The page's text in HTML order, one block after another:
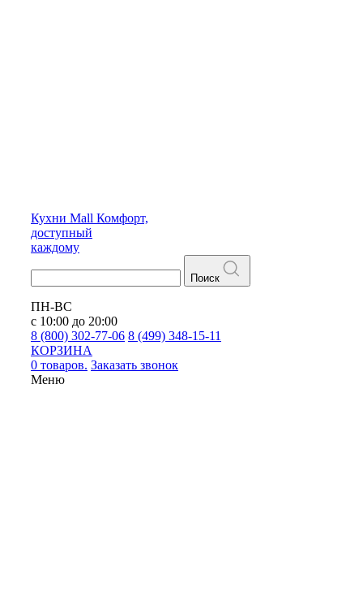
Кухни Mall Комфорт,
доступный
каждому
Поиск
ПН-ВС
с 10:00 до 20:00
8 (800) 302-77-06 8 (499) 348-15-11
КОРЗИНА
0 товаров. Заказать звонок
Меню